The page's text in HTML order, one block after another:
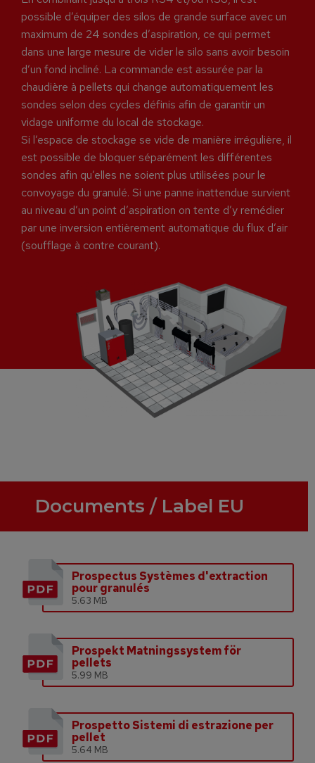
possible d’équiper des silos de grande surface avec un
maximum de 24 sondes d’aspiration, ce qui permet
dans une large mesure de vider le silo sans avoir besoin
d’un fond incliné. La commande est assurée par la
chaudière à pellets qui change automatiquement les
sondes selon des cycles définis afin de garantir un
vidage uniforme du local de stockage.
Si l’espace de stockage se vide de manière irrégulière, il
est possible de bloquer séparément les différentes
sondes afin qu’elles ne soient plus utilisées pour le
convoyage du granulé. Si une panne inattendue survient
au niveau d’un point d’aspiration on tente d’y remédier
par une inversion entièrement automatique du flux d’air
(soufflage à contre courant).
Documents / Label EU
Prospectus Systèmes d'extraction
pour granulés
5.63 MB
Prospekt Matningssystem för
pellets
5.99 MB
Prospetto Sistemi di estrazione per
pellet
5.64 MB